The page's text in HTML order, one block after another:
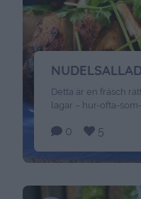
Detta är en fräsch
lagar – hur-ofta-
på sig i kylskåpet.
kyckling3 1/2 msk
0 5